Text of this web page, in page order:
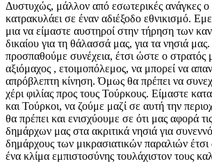
Δυστυχώς, μάλλον από εσωτερικές ανάγκες ο
κατρακυλάει σε έναν αδιέξοδο εθνικισμό.
μια να είμαστε αυστηροί στην τήρηση των
δικαίου για τη θάλασσά μας, για τα νησιά
προσπαθούμε συνέχεια, έτσι ώστε ο στρατός
αξιόμαχος , ετοιμοπόλεμος, να μπορεί να
απρόβλεπτη κίνηση. Όμως θα πρέπει να
χέρι φιλίας προς τους Τούρκους. Είμαστε
και Τούρκοι, να ζούμε μαζί σε αυτή την
θα πρέπει και ενισχύουμε σε ότι μας αφορά
δημάρχων μας στα ακριτικά νησιά για
δημάρχους των μικρασιατικών παραλιών έτσι
ένα κλίμα εμπιστοσύνης τουλάχιστον τους